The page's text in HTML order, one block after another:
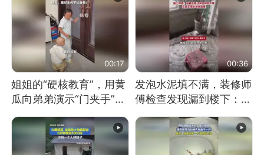
00:17
姐姐的“硬核教育”，用黄
瓜向弟弟演示“门夹手”，
网友：果然言传不如身
教！
00:36
发泡水泥填不满，装修师
傅检查发现漏到楼下：出
风口未延伸到外墙